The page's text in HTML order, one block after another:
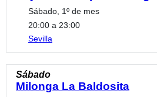
Sábado, 1º de mes
20:00 a 23:00
Sevilla
Sábado
Milonga La Baldosita